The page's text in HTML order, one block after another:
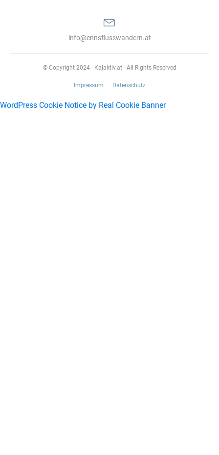
info@ennsflusswandern.at
© Copyright 2024 - Kajaktiv.at - All Rights Reserved
Impressum Datenschutz
WordPress Cookie Notice by Real Cookie Banner